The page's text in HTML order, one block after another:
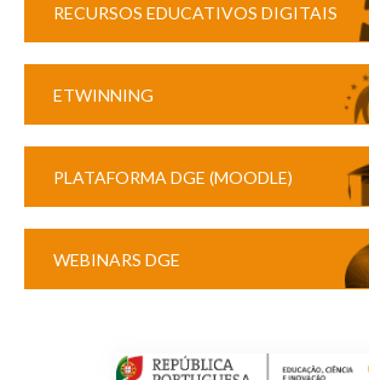
RECURSOS EDUCATIVOS DIGITAIS
ETWINNING
PLATAFORMA DGE (MOODLE)
WEBINARS DGE